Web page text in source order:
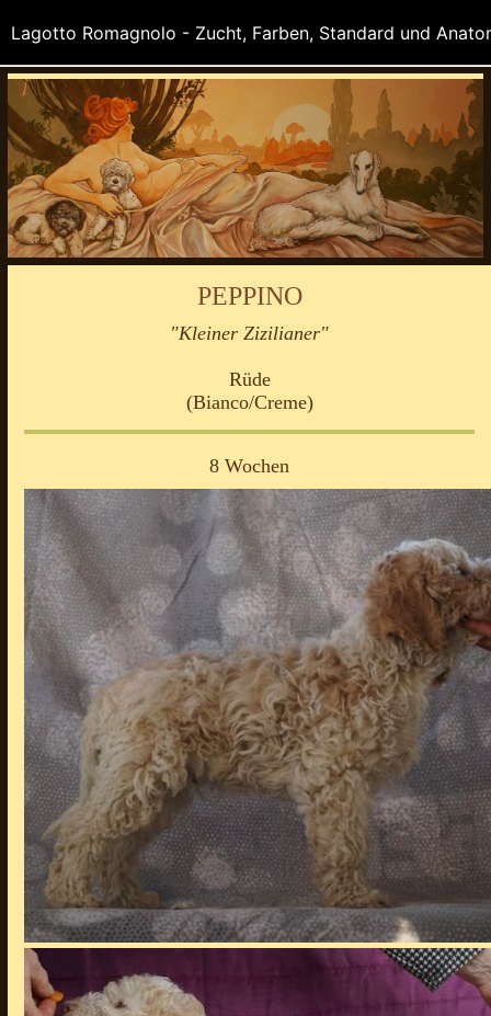
PEPPINO
"Kleiner Zizilianer"
Rüde
(Bianco/Creme)
8 Wochen